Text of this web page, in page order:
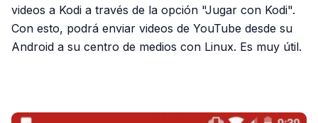
videos a Kodi a través de la opción "Jugar con Kodi".
Con esto, podrá enviar videos de YouTube desde su
Android a su centro de medios con Linux. Es muy útil.